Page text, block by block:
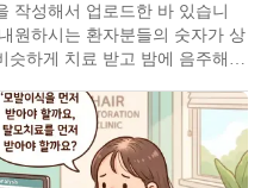
작성해서 업로드한 바 있습니
원하시는 환자분들의 숫자가 상
하게 치료 받고 밤에 음주해도
딪히는 분들이 실제로 많으실